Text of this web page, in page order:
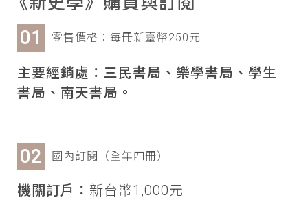
零售價格：每冊新臺幣250元
主要經銷處：三民書局、樂學書局、學生
書局、南天書局。
國內訂閱（全年四冊）
機關訂戶： 新台幣1,000元